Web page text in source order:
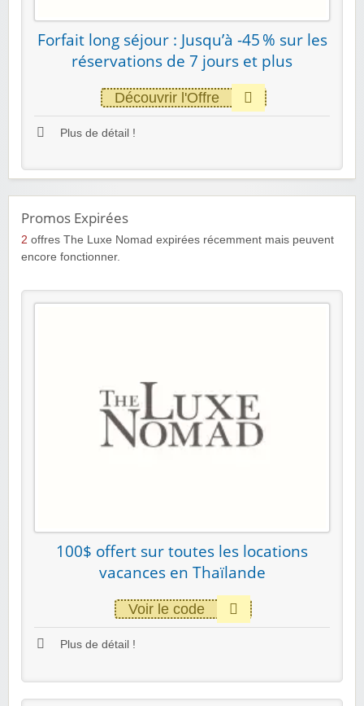
Forfait long séjour : Jusqu’à -45 % sur les
réservations de 7 jours et plus
Découvrir l'Offre
Plus de détail !
Promos Expirées
2 offres The Luxe Nomad expirées récemment mais peuvent
encore fonctionner.
100$ offert sur toutes les locations
vacances en Thaïlande
Voir le code
Plus de détail !